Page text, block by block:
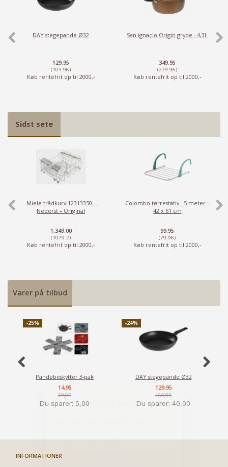
DAY stegepande Ø32
129.95
(103.96)
Køb rentefrit op til 2000,-
San ignacio Origin gryde - 4,3l.
349.95
(279.96)
Køb rentefrit op til 2000,-
Sidst sete
Miele trådkurv 12313350 -
Nederst – Original
1,349.00
(1079.2)
Køb rentefrit op til 2000,-
Colombo tørrestativ - 5 meter –
42 x 61 cm
99.95
(79.96)
Køb rentefrit op til 2000,-
Varer på tilbud
-25%
Pandebeskytter 3-pak
14,95
19,95
Du sparer: 5,00
-24%
DAY stegepande Ø32
129,95
169,95
Du sparer: 40,00
INFORMATIONER
Stort udvalg i ventilatorer